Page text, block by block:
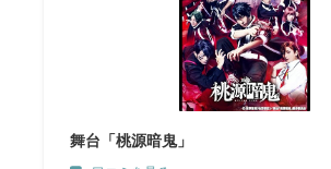
舞台「桃源暗鬼」